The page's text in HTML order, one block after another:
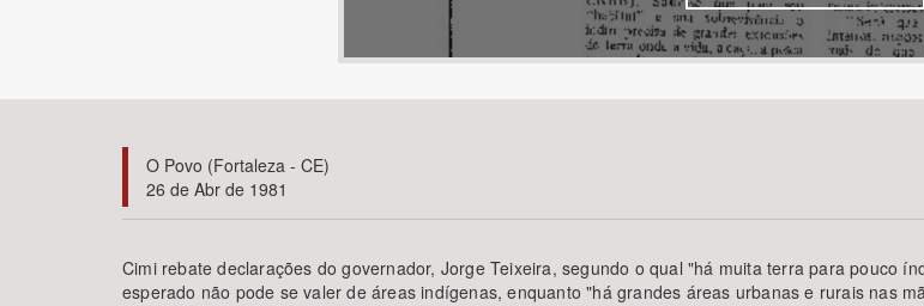
O Povo (Fortaleza - CE)
26 de Abr de 1981
Cimi rebate declarações do governador, Jorge Teixeira, segundo o qual "há muita terra para pouco
esperado não pode se valer de áreas indígenas, enquanto "há grandes áreas urbanas e rurais nas